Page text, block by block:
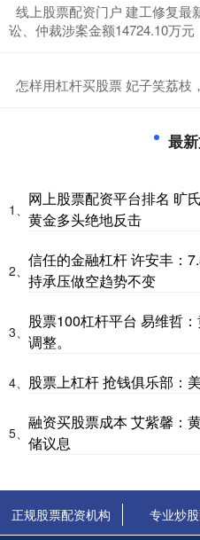
线上股票配资门户 建工修复最
讼、仲裁涉案金额14724.10万元
怎样用杠杆买股票 ​妃子笑荔枝
最
1、
网上股票配资平台排名 旷
黄金多头绝地反击
2、
信任的金融杠杆 许安丰：
持承压做空趋势不变
3、
股票100杠杆平台 易维哲
调整。
4、 股票上杠杆 抢钱俱乐部：
5、
融资买股票成本 艾紫馨：
储议息
正规股票配资机构 专业炒